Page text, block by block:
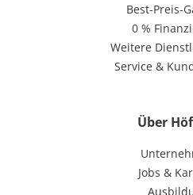
Best-Preis-
0 %
Weitere
Service &
Über
Jobs &